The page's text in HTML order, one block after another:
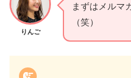
りんご
まずはメルマ
（笑）